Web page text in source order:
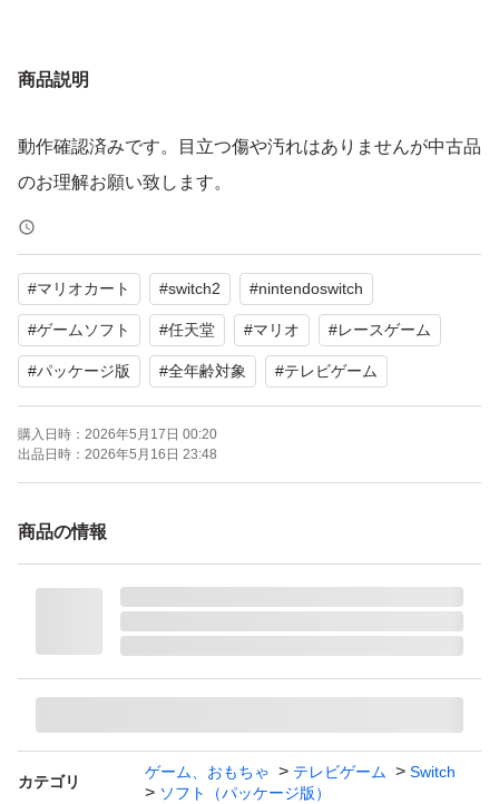
商品説明
動作確認済みです。目立つ傷や汚れはありませんが中古品
のお理解お願い致します。
#マリオカート #switch2 #nintendoswitch
#ゲームソフト #任天堂 #マリオ #レースゲーム
#パッケージ版 #全年齢対象 #テレビゲーム
購入日時： 2026年5月17日 00:20
出品日時： 2026年5月16日 23:48
商品の情報
カテゴリ
ゲーム、おもちゃ テレビゲーム
Switch
ソフト（パッケージ版）